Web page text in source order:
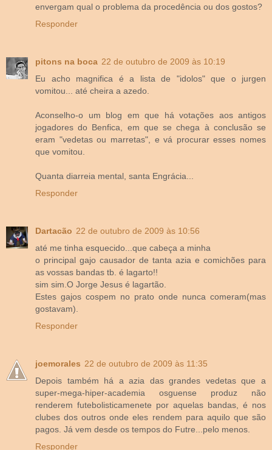
envergam qual o problema da procedência ou dos gostos?
Responder
pitons na boca 22 de outubro de 2009 às 10:19
Eu acho magnifica é a lista de "idolos" que o jurgen
vomitou... até cheira a azedo.
Aconselho-o um blog em que há votações aos antigos
jogadores do Benfica, em que se chega à conclusão se
eram "vedetas ou marretas", e vá procurar esses nomes
que vomitou.
Quanta diarreia mental, santa Engrácia...
Responder
Dartacão 22 de outubro de 2009 às 10:56
até me tinha esquecido...que cabeça a minha
o principal gajo causador de tanta azia e comichões para
as vossas bandas tb. é lagarto!!
sim sim.O Jorge Jesus é lagartão.
Estes gajos cospem no prato onde nunca comeram(mas
gostavam).
Responder
joemorales 22 de outubro de 2009 às 11:35
Depois também há a azia das grandes vedetas que a
super-mega-hiper-academia osguense produz não
renderem futebolisticamenete por aquelas bandas, é nos
clubes dos outros onde eles rendem para aquilo que são
pagos. Já vem desde os tempos do Futre...pelo menos.
Responder